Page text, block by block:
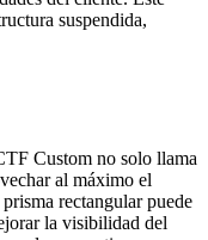
suspendida,
Custom no solo llama
al máximo el
rectangular puede
la visibilidad del